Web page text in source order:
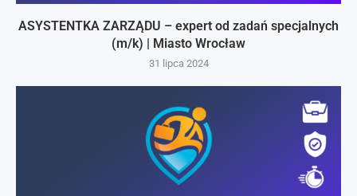
ASYSTENTKA ZARZĄDU – expert od zadań specjalnych
(m/k) | Miasto Wrocław
31 lipca 2024